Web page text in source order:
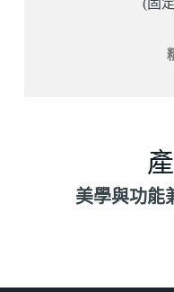
(固
美學與功能